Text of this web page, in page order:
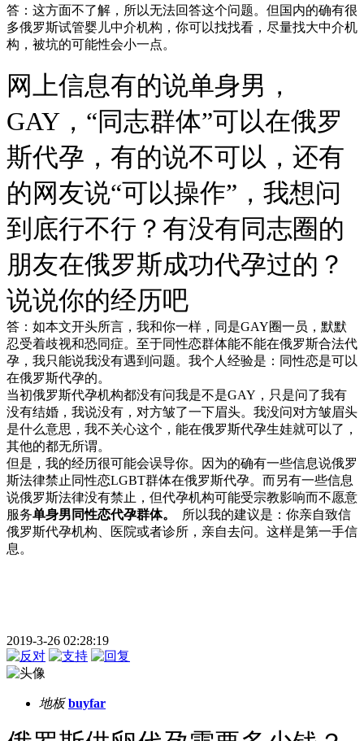
答：这方面不了解，所以无法回答这个问题。但国内的确有很
多俄罗斯试管婴儿中介机构，你可以找找看，尽量找大中介机
构，被坑的可能性会小一点。
网上信息有的说单身男，
GAY，“同志群体”可以在俄罗
斯代孕，有的说不可以，还有
的网友说“可以操作”，我想问
到底行不行？有没有同志圈的
朋友在俄罗斯成功代孕过的？
说说你的经历吧
答：如本文开头所言，我和你一样，同是GAY圈一员，默默
忍受着歧视和恐同症。至于同性恋群体能不能在俄罗斯合法代
孕，我只能说我没有遇到问题。我个人经验是：同性恋是可以
在俄罗斯代孕的。
当初俄罗斯代孕机构都没有问我是不是GAY，只是问了我有
没有结婚，我说没有，对方皱了一下眉头。我没问对方皱眉头
是什么意思，我不关心这个，能在俄罗斯代孕生娃就可以了，
其他的都无所谓。
但是，我的经历很可能会误导你。因为的确有一些信息说俄罗
斯法律禁止同性恋LGBT群体在俄罗斯代孕。而另有一些信息
说俄罗斯法律没有禁止，但代孕机构可能受宗教影响而不愿意
服务单身男同性恋代孕群体。
所以我的建议是：你亲自致信
俄罗斯代孕机构、医院或者诊所，亲自去问。这样是第一手信
息。
2019-3-26 02:28:19
地板 buyfar